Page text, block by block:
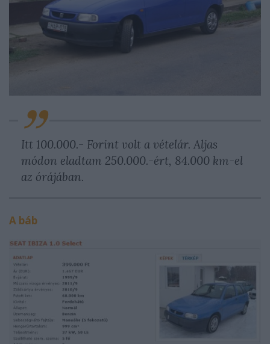
Itt 100.000.- Forint volt a vételár. Aljas
módon eladtam 250.000.-ért, 84.000 km-el
az órájában.
A báb